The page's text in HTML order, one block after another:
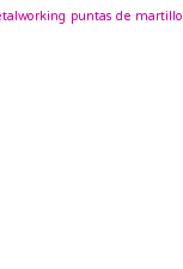
puntas de martillo